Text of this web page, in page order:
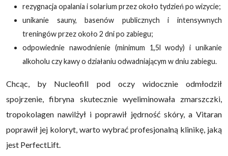
rezygnacja opalania i solarium przez około tydzień po wizycie;
unikanie sauny, basenów publicznych i intensywnych
treningów przez około 2 dni po zabiegu;
odpowiednie nawodnienie (minimum 1,5l wody) i unikanie
alkoholu czy kawy o działaniu odwadniającym w dniu zabiegu.
Chcąc, by Nucleofill pod oczy widocznie odmłodził
spojrzenie, fibryna skutecznie wyeliminowała zmarszczki,
tropokolagen nawilżył i poprawił jędrność skóry, a Vitaran
poprawił jej koloryt, warto wybrać profesjonalną klinikę, jaką
jest PerfectLift.